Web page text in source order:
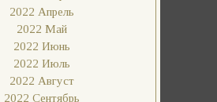
2022 Апрель
2022 Май
2022 Июнь
2022 Июль
2022 Август
2022 Сентябрь